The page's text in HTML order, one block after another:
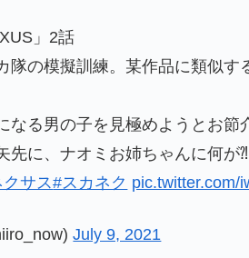
」2話
隊の模擬訓練。某作品に類似
なる男の子を見極めようとお
先に、ナオミお姉ちゃんに何が⁈
クサス#スカネク pic.twitter.com/
July 9, 2021